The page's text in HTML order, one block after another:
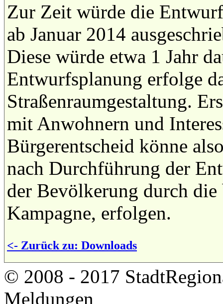
Zur Zeit würde die
ab Januar 2014
Diese würde etwa 1 Jahr
Entwurfsplanung erfolge
Straßenraumgestaltung.
mit Anwohnern und
Bürgerentscheid könne
nach Durchführung der
der Bevölkerung durch
Kampagne, erfolgen.
<- Zurück zu: Downloads
© 2008 - 2017
Meldungen